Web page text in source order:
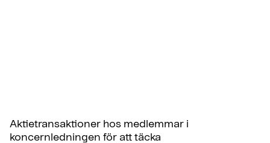
Aktietransaktioner hos medlemmar i
koncernledningen för att täcka